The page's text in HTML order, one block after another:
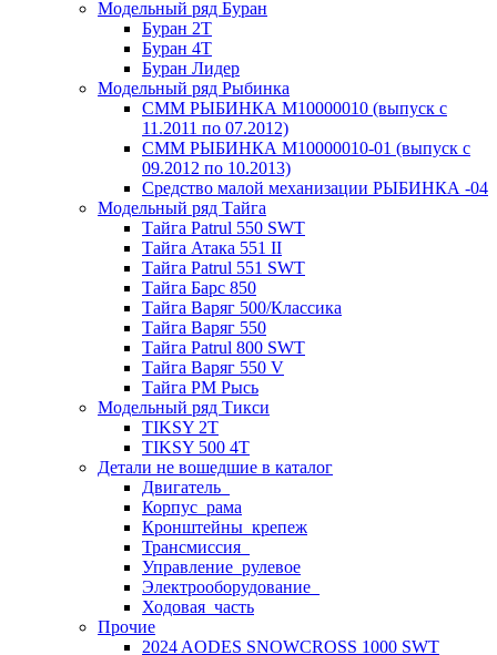
Модельный ряд Буран
Буран 2Т
Буран 4Т
Буран Лидер
Модельный ряд Рыбинка
СММ РЫБИНКА M10000010 (выпуск с
11.2011 по 07.2012)
СММ РЫБИНКА M10000010-01 (выпуск с
09.2012 по 10.2013)
Средство малой механизации РЫБИНКА -04
Модельный ряд Тайга
Тайга Patrul 550 SWT
Тайга Атака 551 II
Тайга Patrul 551 SWT
Тайга Барс 850
Тайга Варяг 500/Классика
Тайга Варяг 550
Тайга Patrul 800 SWT
Тайга Варяг 550 V
Тайга РМ Рысь
Модельный ряд Тикси
TIKSY 2T
TIKSY 500 4T
Детали не вошедшие в каталог
Двигатель_
Корпус_рама
Кронштейны_крепеж
Трансмиссия_
Управление_рулевое
Электрооборудование_
Ходовая_часть
Прочие
2024 AODES SNOWCROSS 1000 SWT